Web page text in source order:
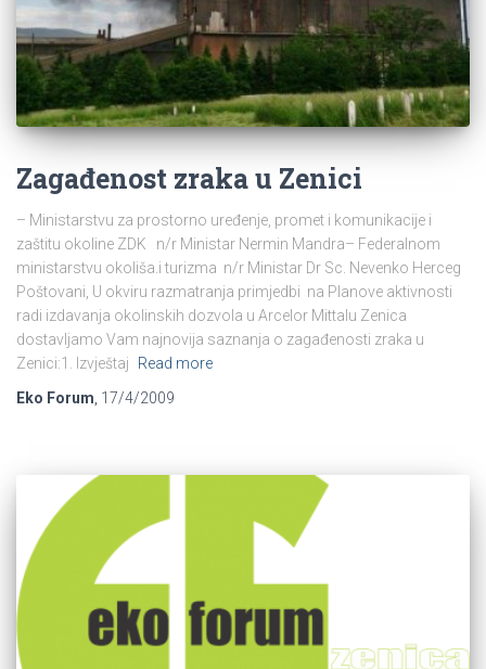
Zagađenost zraka u Zenici
– Ministarstvu za prostorno uređenje, promet i komunikacije i
zaštitu okoline ZDK n/r Ministar Nermin Mandra– Federalnom
ministarstvu okoliša.i turizma n/r Ministar Dr Sc. Nevenko Herceg
Poštovani, U okviru razmatranja primjedbi na Planove aktivnosti
radi izdavanja okolinskih dozvola u Arcelor Mittalu Zenica
dostavljamo Vam najnovija saznanja o zagađenosti zraka u
Zenici:1. Izvještaj
Read more
Eko Forum 17/4/2009